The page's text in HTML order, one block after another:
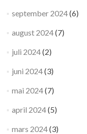
september 2024(6)
august 2024(7)
juli 2024(2)
juni 2024(3)
mai 2024(7)
april 2024(5)
mars 2024(3)